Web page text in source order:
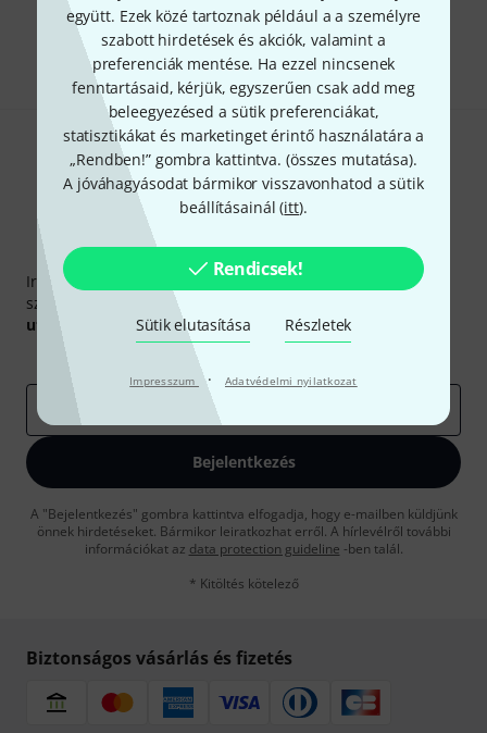
együtt. Ezek közé tartoznak például a a személyre
szabott hirdetések és akciók, valamint a
preferenciák mentése. Ha ezzel nincsenek
fenntartásaid, kérjük, egyszerűen csak add meg
beleegyezésed a sütik preferenciákat,
statisztikákat és marketinget érintő használatára a
„Rendben!” gombra kattintva. (összes mutatása).
A jóváhagyásodat bármikor visszavonhatod a sütik
beállításainál (itt).
Rendicsek!
Sütik elutasítása Részletek
Impresszum · Adatvédelmi nyilatkozat
Megosztás Súgó & Visszajelzések
Thomann hírlevél
Iratkozz fel a Thomann angol nyelvű hírlevelére, és kis
szerencsével megnyerheted a
utalvány
egyikét.
Inspiráló gondolatok
Bejelentkezés
A "Bejelentkezés" gombra kattintva elfogadja, hogy e-mailben küldjünk
önnek hirdetéseket. Bármikor leiratkozhat erről. A hírlevélről további
információkat az data protection guideline -ben talál.
* Kitöltés kötelező
Biztonságos vásárlás és fizetés